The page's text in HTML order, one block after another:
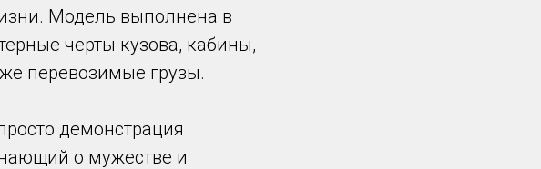
Модель выполнена в
черты кузова, кабины,
перевозимые грузы.
демонстрация
о мужестве и